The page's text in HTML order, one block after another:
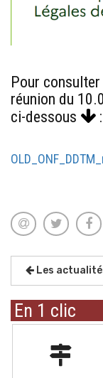
Pour
réunion du
ci-dessous
:
Les
En 1 clic